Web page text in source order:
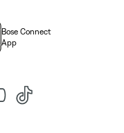
Bose Connect
App